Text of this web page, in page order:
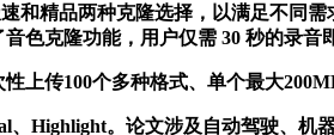
精品两种克隆选择，以满足不同需
色克隆功能，用户仅需 30 秒的录音
传100个多种格式、单个最大
。论文涉及自动驾驶、机器